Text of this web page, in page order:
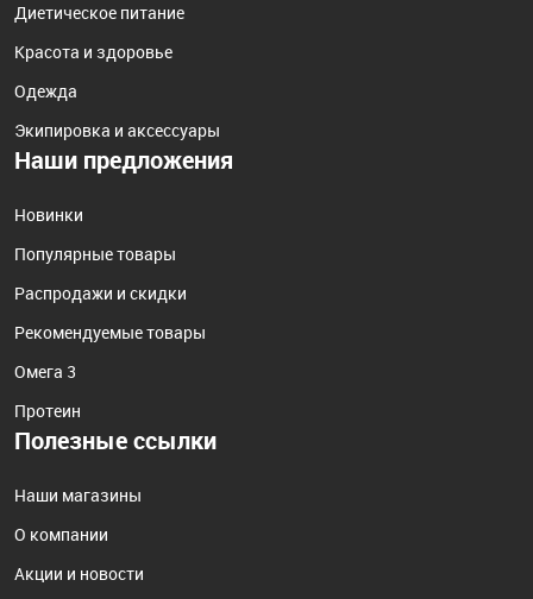
Диетическое питание
Красота и здоровье
Одежда
Экипировка и аксессуары
Наши предложения
Новинки
Популярные товары
Распродажи и скидки
Рекомендуемые товары
Омега 3
Протеин
Полезные ссылки
Наши магазины
О компании
Акции и новости